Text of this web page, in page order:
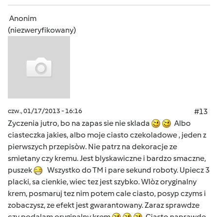
Anonim
(niezweryfikowany)
czw., 01/17/2013 - 16:16
#13
Zyczenia jutro, bo na zapas sie nie sklada
Albo
ciasteczka jakies, albo moje ciasto czekoladowe , jeden z
pierwszych przepisòw. Nie patrz na dekoracje ze
smietany czy kremu. Jest blyskawiczne i bardzo smaczne,
puszek
Wszystko do TM i pare sekund roboty. Upiecz 3
placki, sa cienkie, wiec tez jest szybko. Wlòz oryginalny
krem, posmaruj tez nim potem cale ciasto, posyp czyms i
zobaczysz, ze efekt jest gwarantowany. Zaraz sprawdze